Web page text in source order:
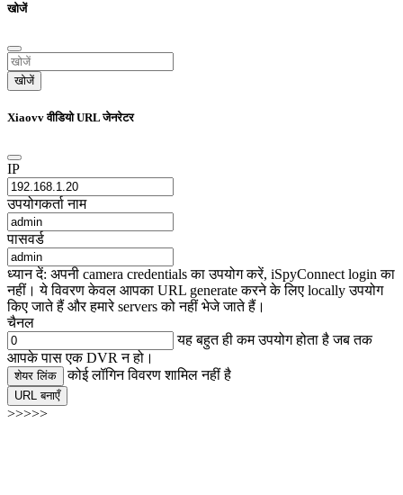
खोजें
खोजें
Xiaovv वीडियो URL जेनरेटर
IP
उपयोगकर्ता नाम
पासवर्ड
ध्यान दें: अपनी camera credentials का उपयोग करें, iSpyConnect login का
नहीं। ये विवरण केवल आपका URL generate करने के लिए locally उपयोग
किए जाते हैं और हमारे servers को नहीं भेजे जाते हैं।
चैनल
यह बहुत ही कम उपयोग होता है जब तक
आपके पास एक DVR न हो।
शेयर लिंक कोई लॉगिन विवरण शामिल नहीं है
URL बनाएँ
>>>>>